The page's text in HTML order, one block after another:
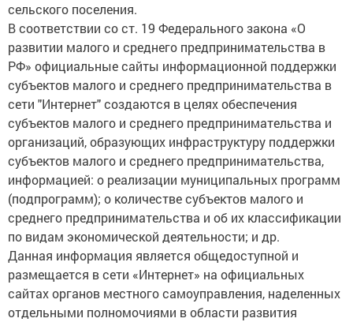
сельского поселения.
В соответствии со ст. 19 Федерального закона «О
развитии малого и среднего предпринимательства в
РФ» официальные сайты информационной поддержки
субъектов малого и среднего предпринимательства в
сети "Интернет" создаются в целях обеспечения
субъектов малого и среднего предпринимательства и
организаций, образующих инфраструктуру поддержки
субъектов малого и среднего предпринимательства,
информацией: о реализации муниципальных программ
(подпрограмм); о количестве субъектов малого и
среднего предпринимательства и об их классификации
по видам экономической деятельности; и др.
Данная информация является общедоступной и
размещается в сети «Интернет» на официальных
сайтах органов местного самоуправления, наделенных
отдельными полномочиями в области развития